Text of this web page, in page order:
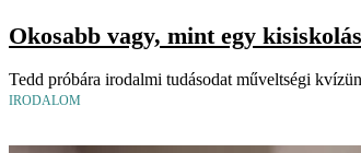
Okosabb vagy, mint egy
Tedd próbára irodalmi tudásodat műveltségi
IRODALOM